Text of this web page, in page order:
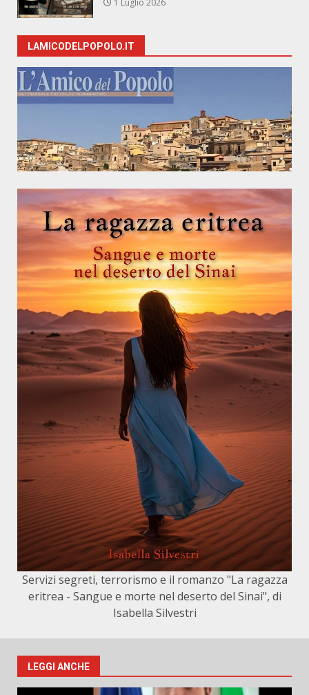
1 Luglio 2026
LAMICODELPOPOLO.IT
Servizi segreti, terrorismo e il romanzo "La ragazza
eritrea - Sangue e morte nel deserto del Sinai", di
Isabella Silvestri
LEGGI ANCHE